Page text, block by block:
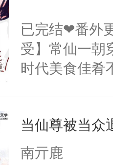
魔尊南北寒被
椅的男人给收
体统！结果装
林秋那双清透
火葬场虽迟
他决定远离渣
上辈子在他临
的商界大佬
门世家，传
无家可归的小
怜很乖很软
红着脸，纤长
已完结❤番外
受】常仙一朝
时代美食佳肴
幼崽·常宝石
o……常仙心疼
当仙尊被当众
南亓鹿